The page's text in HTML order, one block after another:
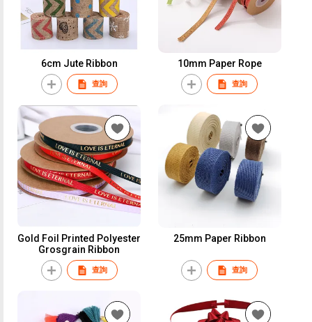
6cm Jute Ribbon
查詢
10mm Paper Rope
查詢
Gold Foil Printed Polyester
Grosgrain Ribbon
查詢
25mm Paper Ribbon
查詢